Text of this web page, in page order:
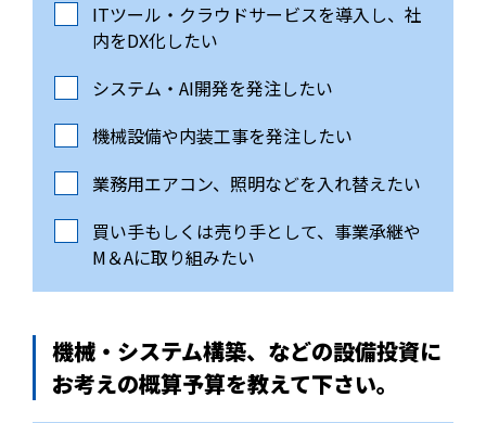
ITツール・クラウドサービスを導入し、社
内をDX化したい
システム・AI開発を発注したい
機械設備や内装工事を発注したい
業務用エアコン、照明などを入れ替えたい
買い手もしくは売り手として、事業承継や
M＆Aに取り組みたい
機械・システム構築、などの設備投資に
お考えの概算予算を教えて下さい。